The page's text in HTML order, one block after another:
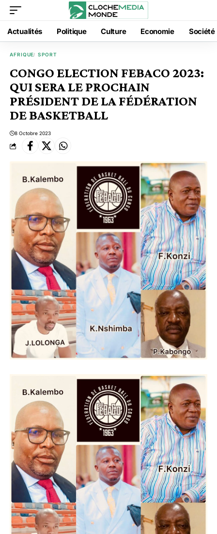
Actualités Politique Culture Economie Société
AFRIQUE SPORT
CONGO ELECTION FEBACO 2023:
QUI SERA LE PROCHAIN
PRÉSIDENT DE LA FÉDÉRATION
DE BASKETBALL
8 Octobre 2023